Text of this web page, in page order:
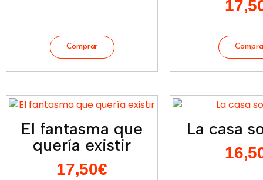
El fantasma que
quería existir
17,50€
La casa